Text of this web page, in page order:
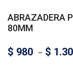
ABRAZADERA
80MM
$ 980 – $